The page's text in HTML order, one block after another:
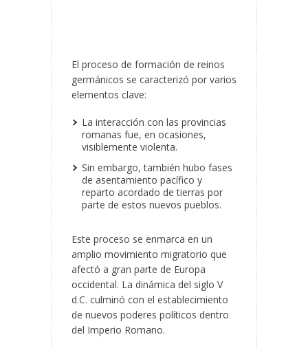
El proceso de formación de reinos
germánicos se caracterizó por varios
elementos clave:
La interacción con las provincias
romanas fue, en ocasiones,
visiblemente violenta.
Sin embargo, también hubo fases
de asentamiento pacífico y
reparto acordado de tierras por
parte de estos nuevos pueblos.
Este proceso se enmarca en un
amplio movimiento migratorio que
afectó a gran parte de Europa
occidental. La dinámica del siglo V
d.C. culminó con el establecimiento
de nuevos poderes políticos dentro
del Imperio Romano.